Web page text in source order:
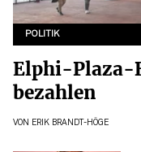
POLITIK
Elphi-Plaza-
bezahlen
VON ERIK BRANDT-HÖGE